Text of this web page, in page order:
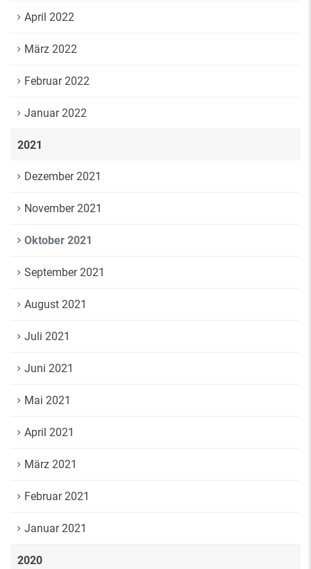
April 2022
März 2022
Februar 2022
Januar 2022
2021
Dezember 2021
November 2021
Oktober 2021
September 2021
August 2021
Juli 2021
Juni 2021
Mai 2021
April 2021
März 2021
Februar 2021
Januar 2021
2020